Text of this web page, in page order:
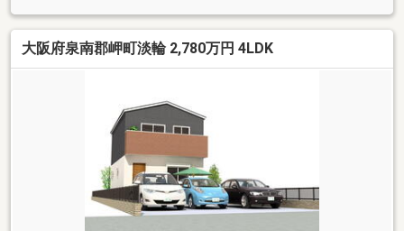
大阪府泉南郡岬町淡輪 2,780万円 4LDK